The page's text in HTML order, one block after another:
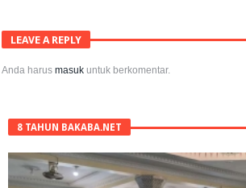
LEAVE A REPLY
Anda harusmasuk untuk berkomentar.
8 TAHUN BAKABA.NET